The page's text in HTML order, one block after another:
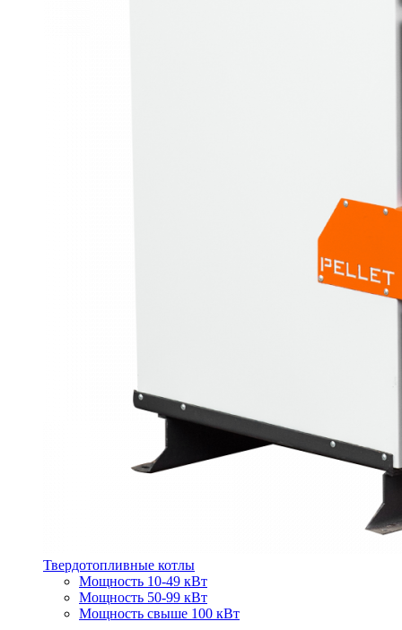
Твердотопливные котлы
Мощность 10-49 кВт
Мощность 50-99 кВт
Мощность свыше 100 кВт